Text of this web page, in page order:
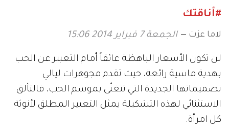
#أناقتك
لاما عزت الجمعة 7 فبراير 2014 15:06
لن تكون الأسعار الباهظة عائقاً أمام التعبير عن الحب
بهدية ماسية رائعة، حيث تقدم مجوهرات ليالي
تصميماتها الجديدة التي تتغنّى بموسم الحب، فالتألق
الاستثنائي لهذه التشكيلة يمثل التعبير المطلق لأنوثة
كل امرأة.